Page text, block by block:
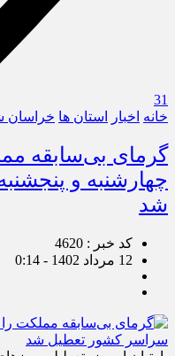
31
خانه اخبار استان ها خراسان
گرمای بی‌سابقه
چهارشنبه و
شد
کد خبر : 4620
12 مرداد 1402 - 0:14